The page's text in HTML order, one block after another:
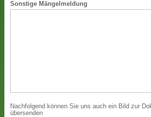
Sonstige Mängelmeldung
Nachfolgend können Sie uns auch ein Bild zur
übersenden